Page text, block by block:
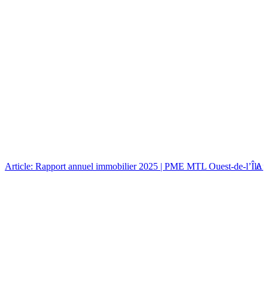
Article: Rapport annuel immobilier 2025 | PME MTL Ouest-de-l’Île